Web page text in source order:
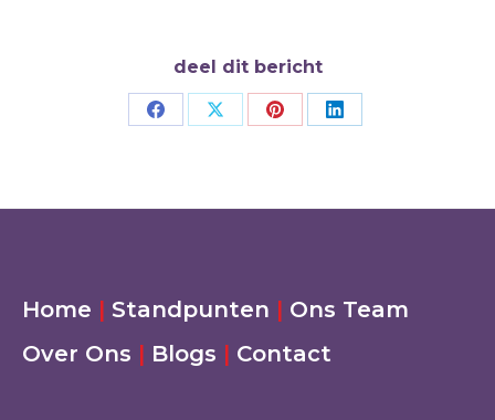
deel dit bericht
Deel
Deel
Deel
Deel
Home | Standpunten | Ons Team
Over Ons | Blogs | Contact